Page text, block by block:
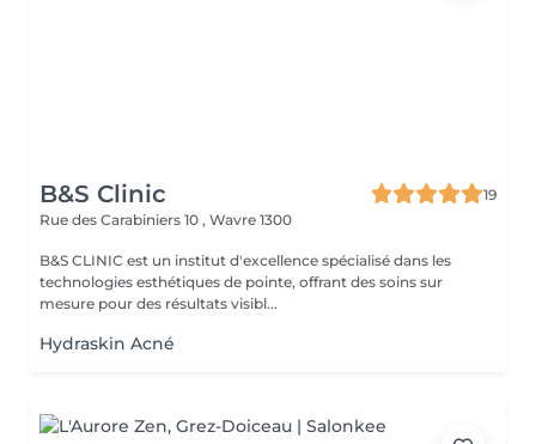
B&S Clinic
19
Rue des Carabiniers 10 , Wavre 1300
B&S CLINIC est un institut d'excellence spécialisé dans les
technologies esthétiques de pointe, offrant des soins sur
mesure pour des résultats visibl...
Hydraskin Acné